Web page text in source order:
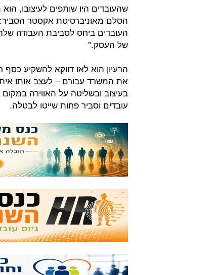
שהעובדים היו שותפים לעיצובו,
הסלם מאוניברסיטת אקסטר הסביר:
העובדים ביחס לסביבת העבודה
של העסק."
הרעיון הוא לאו דווקא להשקיע
את המשרד עבורם – לעצב אותו
בעיצוב ובשליטה על האווירה
עובדים וסביר פחות שייטו לבטלה.